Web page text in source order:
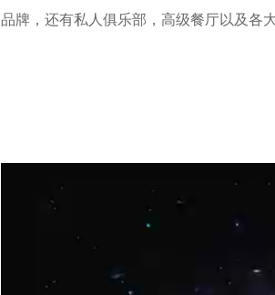
品牌，还有私人俱乐部，高级餐厅以及各